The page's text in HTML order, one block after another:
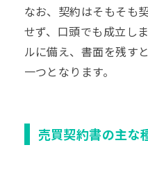
なお、契約はそもそも
せず、口頭でも成立し
ルに備え、書面を残す
一つとなります。
売買契約書の主な